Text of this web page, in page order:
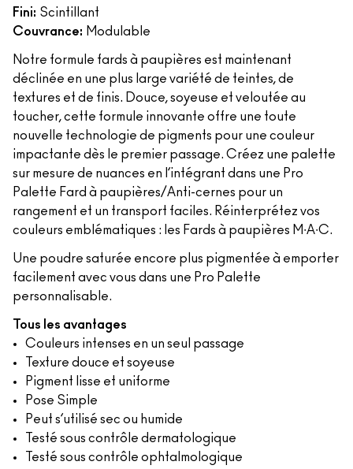
Fini: Scintillant
Couvrance: Modulable
Notre formule fards à paupières est maintenant
déclinée en une plus large variété de teintes, de
textures et de finis. Douce, soyeuse et veloutée au
toucher, cette formule innovante offre une toute
nouvelle technologie de pigments pour une couleur
impactante dès le premier passage. Créez une palette
sur mesure de nuances en l’intégrant dans une Pro
Palette Fard à paupières/Anti-cernes pour un
rangement et un transport faciles. Réinterprétez vos
couleurs emblématiques : les Fards à paupières M∙A∙C.
Une poudre saturée encore plus pigmentée à emporter
facilement avec vous dans une Pro Palette
personnalisable.
Tous les avantages
Couleurs intenses en un seul passage
Texture douce et soyeuse
Pigment lisse et uniforme
Pose Simple
Peut s’utilisé sec ou humide
Testé sous contrôle dermatologique
Testé sous contrôle ophtalmologique